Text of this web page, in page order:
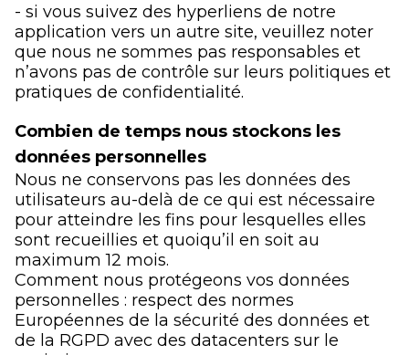
- si vous suivez des hyperliens de notre
application vers un autre site, veuillez noter
que nous ne sommes pas responsables et
n’avons pas de contrôle sur leurs politiques et
pratiques de confidentialité.
Combien de temps nous stockons les
données personnelles
Nous ne conservons pas les données des
utilisateurs au-delà de ce qui est nécessaire
pour atteindre les fins pour lesquelles elles
sont recueillies et quoiqu’il en soit au
maximum 12 mois.
Comment nous protégeons vos données
personnelles : respect des normes
Européennes de la sécurité des données et
de la RGPD avec des datacenters sur le